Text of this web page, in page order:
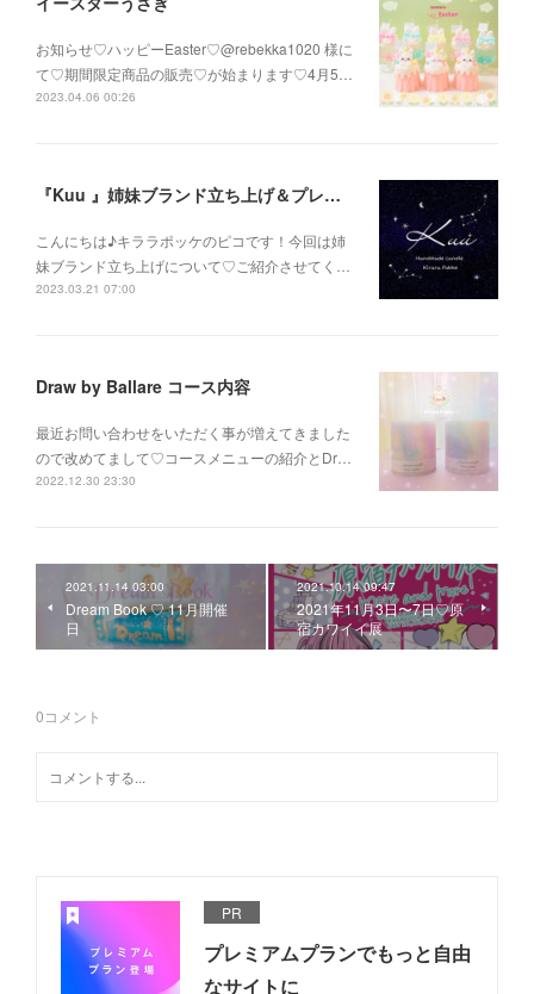
お知らせ♡ハッピーEaster♡@rebekka1020 様に
て♡期間限定商品の販売♡が始まります♡4月5…
2023.04.06 00:26
『Kuu 』姉妹ブランド立ち上げ＆プレゼント企画
こんにちは♪キララポッケのピコです！今回は姉
妹ブランド立ち上げについて♡ご紹介させてく…
2023.03.21 07:00
Draw by Ballare コース内容
最近お問い合わせをいただく事が増えてきました
ので改めてまして♡コースメニューの紹介とDr…
2022.12.30 23:30
2021.11.14 03:00
Dream Book ♡ 11月開催
日
2021.10.14 09:47
2021年11月3日〜7日♡原
宿カワイイ展
0コメント
PR
プレミアムプランでもっと自由
なサイトに